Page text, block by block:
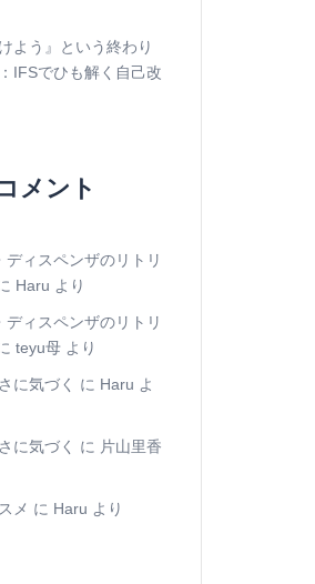
よう』という終わり
IFSでひも解く自己改
メント
ディスペンザのリトリ
Haru より
ディスペンザのリトリ
teyu母 より
に気づく に Haru よ
に気づく に 片山里香
メ に Haru より